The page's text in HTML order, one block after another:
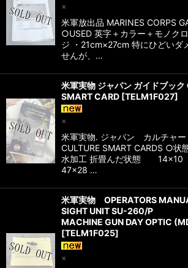
×
米軍放出品 MARINES CORPS
○USED 英字＋カラー＋モノク
ジ ・21cm×27cm 特にひどいダ
せんが、…
米軍実物 ジャパン ガイドブック
SMART CARD [TELM1F027]
×
米軍実物. ジャパン カルチャ
CULTURE SMART CARDS ○
水加工 折畳んだ状態
47×28 …
米軍実物 OPERATORS
SIGHT UNIT SU-260/P
MACHINE GUN DAY OPTIC
[TELM1F025]
×